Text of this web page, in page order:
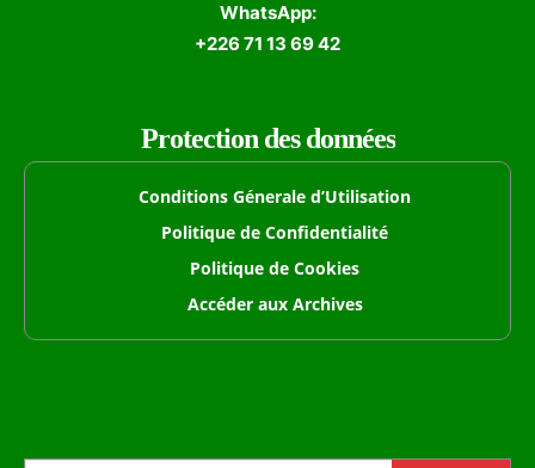
WhatsApp:
+226 71 13 69 42
Protection des données
Conditions Génerale d’Utilisation
Politique de Confidentialité
Politique de Cookies
Accéder aux Archives